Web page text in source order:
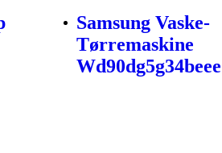
Samsung Vaske-
Tørremaskine
Wd90dg5g34beee